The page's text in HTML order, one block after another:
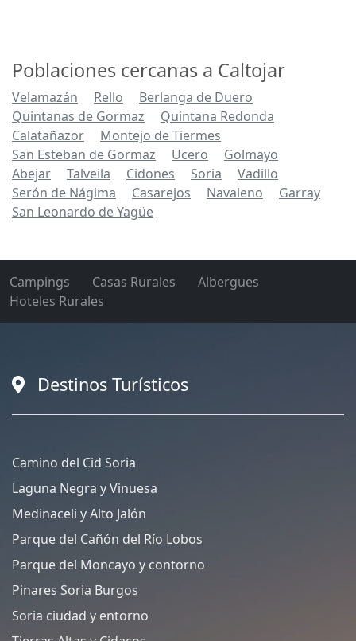
Poblaciones cercanas a Caltojar
Velamazán Rello
Berlanga de Duero
Quintanas de Gormaz
Quintana Redonda
Calatañazor
Montejo de Tiermes
San Esteban de Gormaz
Ucero
Golmayo
Abejar
Talveila Cidones Soria
Vadillo
Serón de Nágima
Casarejos Navaleno
Garray
San Leonardo de Yagüe
Campings Casas Rurales
Albergues
Hoteles Rurales
Destinos Turísticos
Camino del Cid Soria
Laguna Negra y Vinuesa
Medinaceli y Alto Jalón
Parque del Cañón del Río Lobos
Parque del Moncayo y contorno
Pinares Soria Burgos
Soria ciudad y entorno